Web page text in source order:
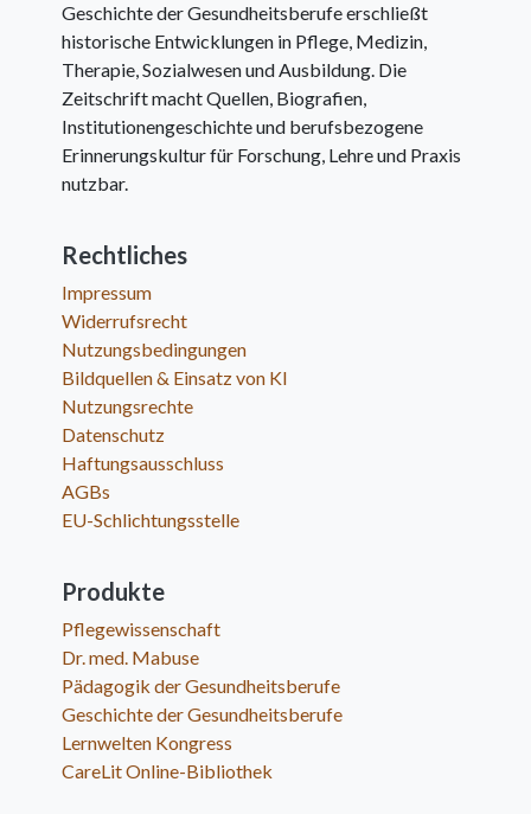
Geschichte der Gesundheitsberufe erschließt
historische Entwicklungen in Pflege, Medizin,
Therapie, Sozialwesen und Ausbildung. Die
Zeitschrift macht Quellen, Biografien,
Institutionengeschichte und berufsbezogene
Erinnerungskultur für Forschung, Lehre und Praxis
nutzbar.
Rechtliches
Impressum
Widerrufsrecht
Nutzungsbedingungen
Bildquellen & Einsatz von KI
Nutzungsrechte
Datenschutz
Haftungsausschluss
AGBs
EU-Schlichtungsstelle
Produkte
Pflegewissenschaft
Dr. med. Mabuse
Pädagogik der Gesundheitsberufe
Geschichte der Gesundheitsberufe
Lernwelten Kongress
CareLit Online-Bibliothek